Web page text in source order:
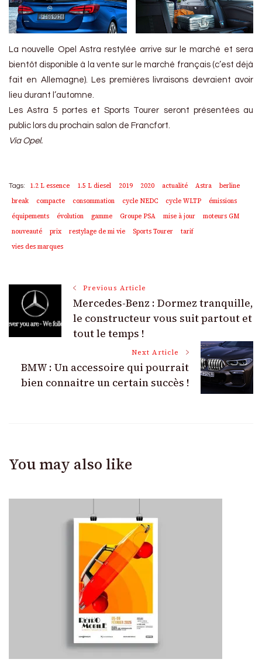
La nouvelle Opel Astra restylée arrive sur le marché et sera
bientôt disponible à la vente sur le marché français (c’est déjà
fait en Allemagne). Les premières livraisons devraient avoir
lieu durant l’automne.
Les Astra 5 portes et Sports Tourer seront présentées au
public lors du prochain salon de Francfort.
Via Opel.
Tags: 1.2 L essence 1.5 L diesel 2019 2020 actualité Astra
berline
break
compacte consommation cycle NEDC cycle WLTP
émissions
équipements
évolution gamme Groupe PSA mise à jour
moteurs GM
nouveauté
prix restylage de mi vie Sports Tourer
tarif
vies des marques
Post
Navigation
Previous Article
Mercedes-Benz : Dormez tranquille,
le constructeur vous suit partout et
tout le temps !
Next Article
BMW : Un accessoire qui pourrait
bien connaitre un certain succès !
You may also like